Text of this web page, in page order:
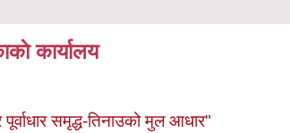
कार्यालय
पूर्वाधार समृद्ध-तिनाउको मुल आधार"